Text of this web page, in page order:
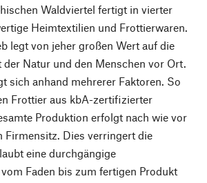
Waldviertel fertigt in vierter
Heimtextilien und Frottierwaren.
legt von jeher großen Wert auf die
Natur und den Menschen vor Ort.
sich anhand mehrerer Faktoren. So
Frottier aus kbA-zertifizierter
Produktion erfolgt nach wie vor
Firmensitz. Dies verringert die
eine durchgängige
Faden bis zum fertigen Produkt